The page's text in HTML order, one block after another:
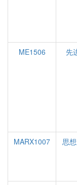
ME1506
先
MARX1007
思